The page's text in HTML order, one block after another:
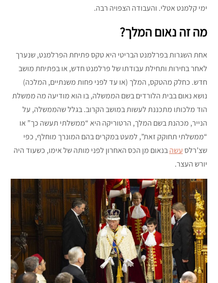
ימי קלמנט אטלי. והעבודה הצפויה רבה.
מה זה נאום המלך?
אחת השגרות בפרלמנט הבריטי היא טקס פתיחת הפרלמנט, שנערך
לאחר בחירות ותחילת עבודתו של פרלמנט חדש, או בפתיחת מושב
חדש. כחלק מהטקס, המלך (או עד לפני פחות משנתיים, המלכה)
נושא נאום בבית הלורדים בשם הממשלה, בו הוא מודיעה מה ממשלת
הוד מלכותו מתכננת לעשות במושב הקרוב. בגלל שהממשלה, על
הנייר, מכהנת בשם המלך, הרטוריקה היא “ממשלתי תעשה כך” או
“ממשלתי תחוקק זאת”, למעט במקרים בהם המונרך מוחלף, כפי
שצ’רלסעשהבנאום מן הכס האחרון לפני מותה של אימו, כשעוד היה
יורש העצר.